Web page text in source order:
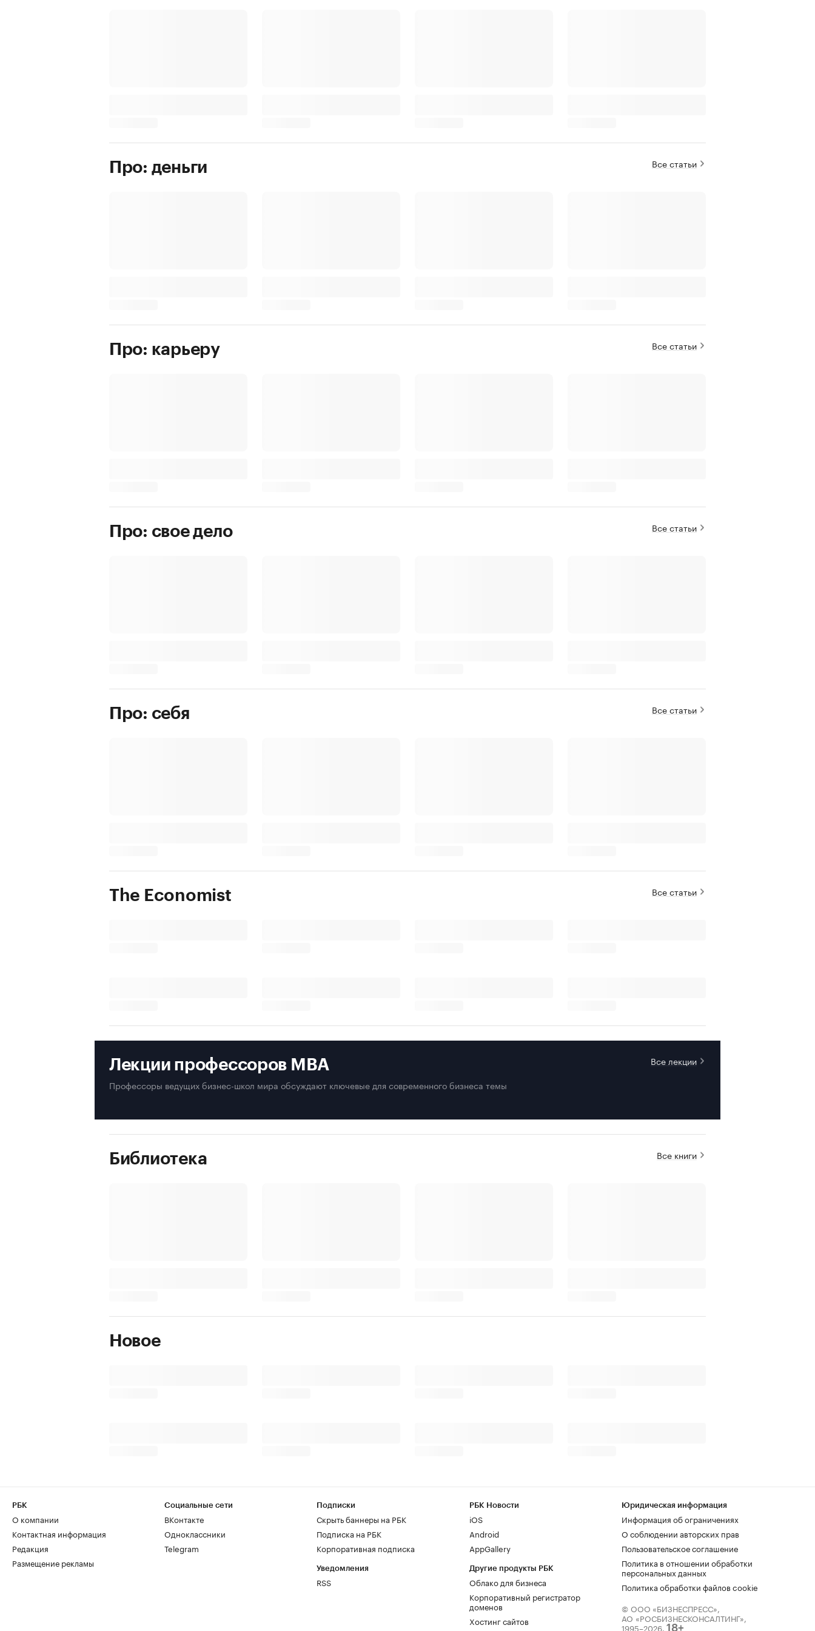
Про: деньги Все статьи
Про: карьеру Все статьи
Про: свое дело Все статьи
Про: себя Все статьи
The Economist Все статьи
Лекции профессоров MBA
Все лекции
Профессоры ведущих бизнес-школ мира обсуждают ключевые для современного бизнеса темы
Библиотека Все книги
Новое
РБК
О компании
Контактная информация
Редакция
Размещение рекламы
Социальные сети
ВКонтакте
Одноклассники
Telegram
Подписки
Скрыть баннеры на РБК
Подписка на РБК
Корпоративная подписка
Уведомления
RSS
РБК Новости
iOS
Android
AppGallery
Другие продукты РБК
Облако для бизнеса
Корпоративный регистратор
доменов
Хостинг сайтов
Юридическая информация
Информация об ограничениях
О соблюдении авторских прав
Пользовательское соглашение
Политика в отношении обработки
персональных данных
Политика обработки файлов cookie
© ООО «БИЗНЕСПРЕСС»,
АО «РОСБИЗНЕСКОНСАЛТИНГ»,
1995–2026. 18+